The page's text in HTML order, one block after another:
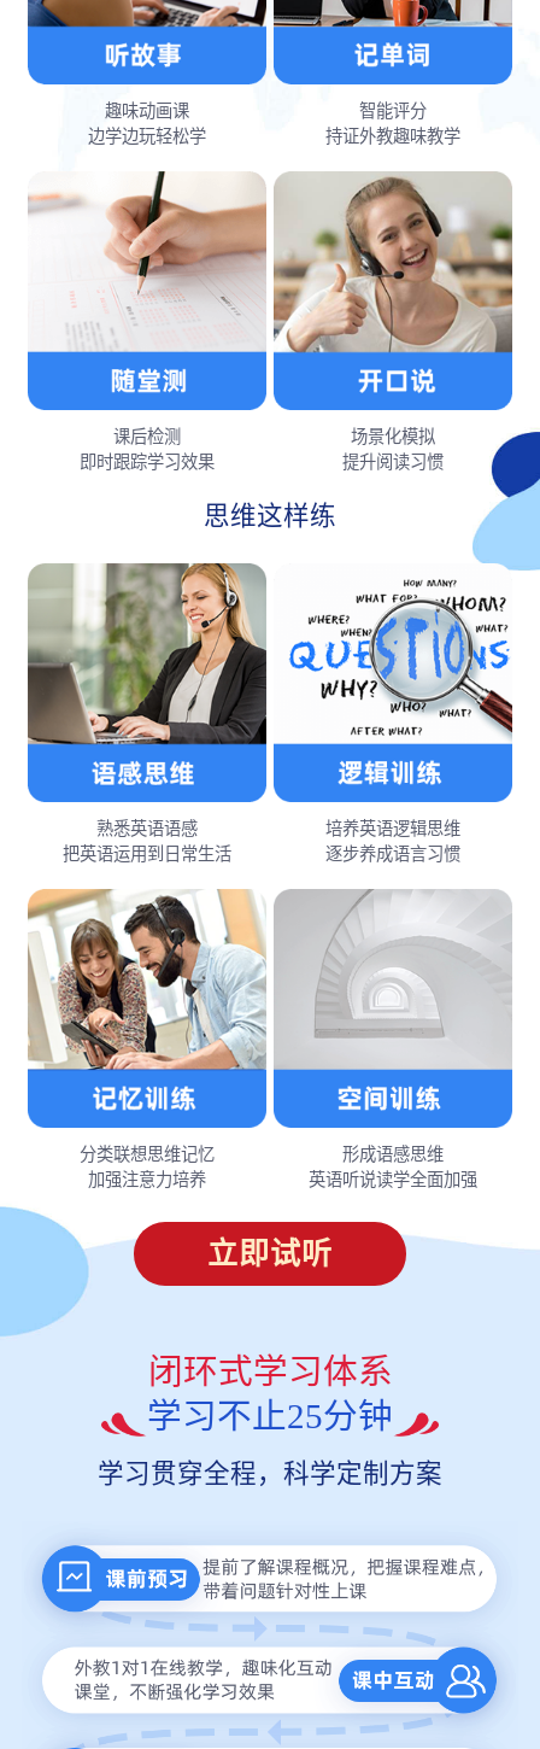
趣味动画课
边学边玩轻松学
智能评分
持证外教趣味教学
课后检测
即时跟踪学习效果
场景化模拟
提升阅读习惯
思维这样练
熟悉英语语感
把英语运用到日常生活
培养英语逻辑思维
逐步养成语言习惯
分类联想思维记忆
加强注意力培养
形成语感思维
英语听说读学全面加强
立即试听
闭环式学习体系
学习不止25分钟
学习贯穿全程，科学定制方案